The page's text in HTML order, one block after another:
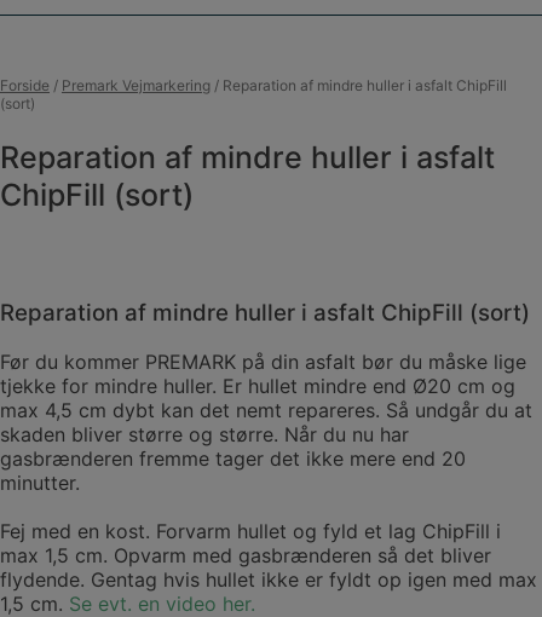
Forside / Premark Vejmarkering / Reparation af mindre huller i asfalt ChipFill
(sort)
Reparation af mindre huller i asfalt
ChipFill (sort)
Reparation af mindre huller i asfalt ChipFill (sort)
Før du kommer PREMARK på din asfalt bør du måske lige
tjekke for mindre huller. Er hullet mindre end Ø20 cm og
max 4,5 cm dybt kan det nemt repareres. Så undgår du at
skaden bliver større og større. Når du nu har
gasbrænderen fremme tager det ikke mere end 20
minutter.
Fej med en kost. Forvarm hullet og fyld et lag ChipFill i
max 1,5 cm. Opvarm med gasbrænderen så det bliver
flydende. Gentag hvis hullet ikke er fyldt op igen med max
1,5 cm. Se evt. en video her.